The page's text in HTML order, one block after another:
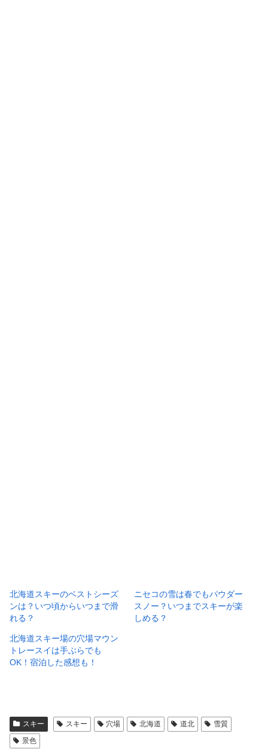
北海道スキーのベストシーズ
ンは？いつ頃からいつまで滑
れる？
ニセコの雪は春でもパウダー
スノー？いつまでスキーが楽
しめる？
北海道スキー場の穴場マウン
トレースイは手ぶらでも
OK！宿泊した感想も！
スキー スキー 穴場 北海道 道北
雪質
景色